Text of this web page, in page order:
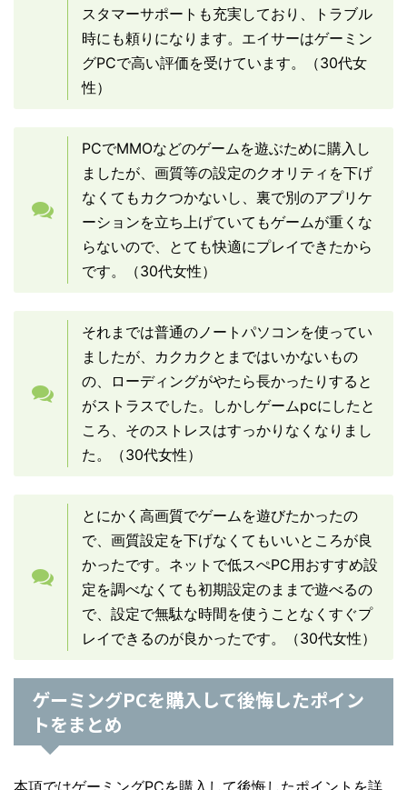
スタマーサポートも充実しており、トラブル
時にも頼りになります。エイサーはゲーミン
グPCで高い評価を受けています。（30代女
性）
PCでMMOなどのゲームを遊ぶために購入し
ましたが、画質等の設定のクオリティを下げ
なくてもカクつかないし、裏で別のアプリケ
ーションを立ち上げていてもゲームが重くな
らないので、とても快適にプレイできたから
です。（30代女性）
それまでは普通のノートパソコンを使ってい
ましたが、カクカクとまではいかないもの
の、ローディングがやたら長かったりすると
がストラスでした。しかしゲームpcにしたと
ころ、そのストレスはすっかりなくなりまし
た。（30代女性）
とにかく高画質でゲームを遊びたかったの
で、画質設定を下げなくてもいいところが良
かったです。ネットで低スぺPC用おすすめ設
定を調べなくても初期設定のままで遊べるの
で、設定で無駄な時間を使うことなくすぐプ
レイできるのが良かったです。（30代女性）
ゲーミングPCを購入して後悔したポイン
トをまとめ